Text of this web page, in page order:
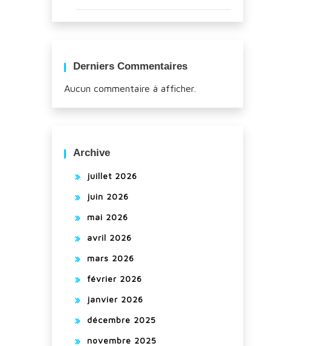
Derniers Commentaires
Aucun commentaire à afficher.
Archive
juillet 2026
juin 2026
mai 2026
avril 2026
mars 2026
février 2026
janvier 2026
décembre 2025
novembre 2025